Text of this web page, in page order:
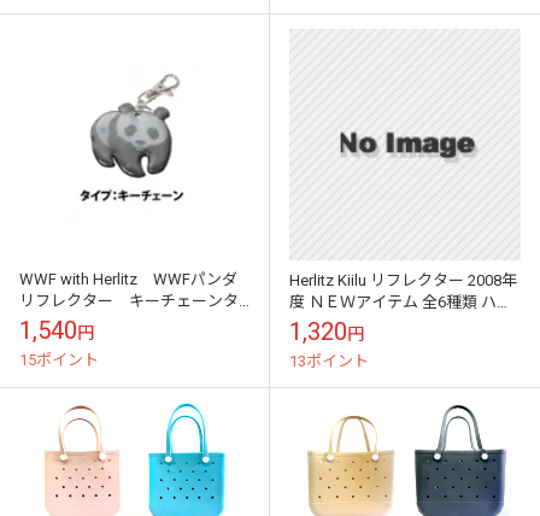
WWF with Herlitz WWFパンダ
リフレクター キーチェーンタ
イプ 環境と安全のコラボ
1,540円
15ポイント
Herlitz Kiilu リフレクター 2008年
度 ＮＥＷアイテム 全6種類 ハー
ト・フットボール・スマイル・
フラワー
1,320円
13ポイント